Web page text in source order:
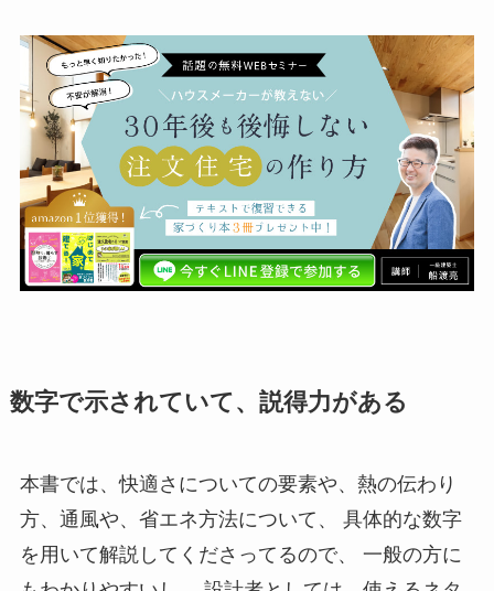
数字で示されていて、説得力がある
本書では、快適さについての要素や、熱の伝わり
方、通風や、省エネ方法について、 具体的な数字
を用いて解説してくださってるので、 一般の方に